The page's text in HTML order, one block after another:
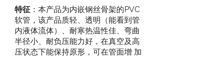
特征 ：本产品为内嵌钢丝骨架的PVC
软管，该产品质轻、透明（能看到管
内液体流体）、耐寒热温性佳、弯曲
半径小、耐负压能力好，在真空及高
压状态下能保持原形，可在管面增 加